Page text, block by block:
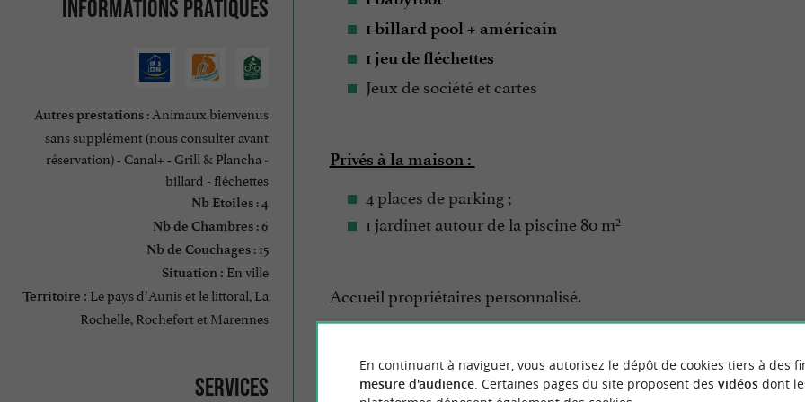
Informations pratiques
Autres prestations: Animaux bienvenus
sans supplément (nous consulter avant
réservation) - Canal+ - Grill & Plancha -
billard - fléchettes
Nb Etoiles: 4
Nb de Chambres: 6
Nb de Couchages: 15
Situation : En ville
Territoire : Le pays d’Aunis et le littoral, La
Rochelle, Rochefort et Marennes
Services
1 billard pool + américain
1 jeu de fléchettes
Jeux de société et cartes
Privés à la maison :
4 places de parking ;
1 jardinet autour de la piscine 80 m²
Accueil propriétaires personnalisé.
Services à la location :
En continuant à naviguer, vous autorisez le dépôt de cookies tiers à des
mesure d'audience. Certaines pages du site proposent des vidéosdont